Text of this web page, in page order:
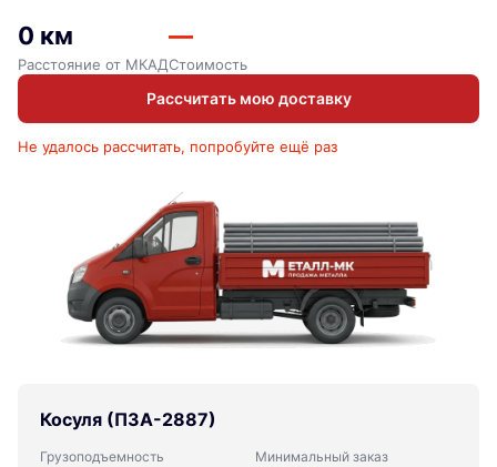
0 км
Расстояние от МКАД
—
Стоимость
Рассчитать мою доставку
Не удалось рассчитать, попробуйте ещё раз
Косуля (ПЗА-2887)
Грузоподъемность Минимальный заказ